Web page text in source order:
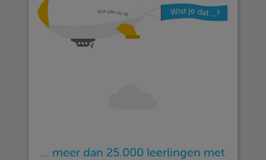
… meer dan 25.000 leerlingen met